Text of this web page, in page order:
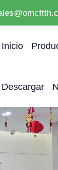
Inicio
Descargar